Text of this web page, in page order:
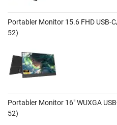
Portabler Monitor 15.6 FHD USB-
52)
Portabler Monitor 16" WUXGA
52)